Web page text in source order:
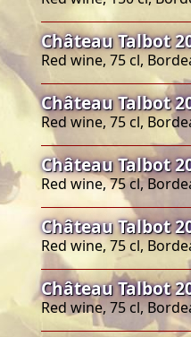
Château Talbot
Red wine, 75 cl,
Château Talbot
Red wine, 75 cl,
Château Talbot
Red wine, 75 cl,
Château Talbot
Red wine, 75 cl,
Château Talbot
Red wine, 75 cl,